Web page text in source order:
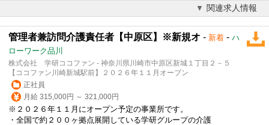
関連求人情報
管理者兼訪問介護責任者【中原区】※新規オ - 新着 - ハ
ローワーク品川
株式会社 学研ココファン - 神奈川県川崎市中原区新城１丁目２－５
【ココファン川崎新城駅前】２０２６年１１月オープン
正社員
月給 315,000円 ～ 321,000円
※２０２６年１１月にオープン予定の事業所です。
・全国で約２００ヶ拠点展開している学研グループの介護